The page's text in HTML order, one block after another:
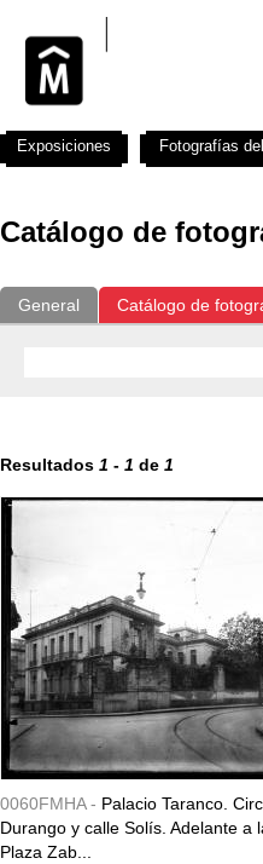
Catálogo de
General Catálogo de
Resultados 1 - 1 de 1
0060FMHA - Palacio Taranco.
Durango y calle Solís. Adelante a
Plaza Zab...
Exposiciones Fotografías